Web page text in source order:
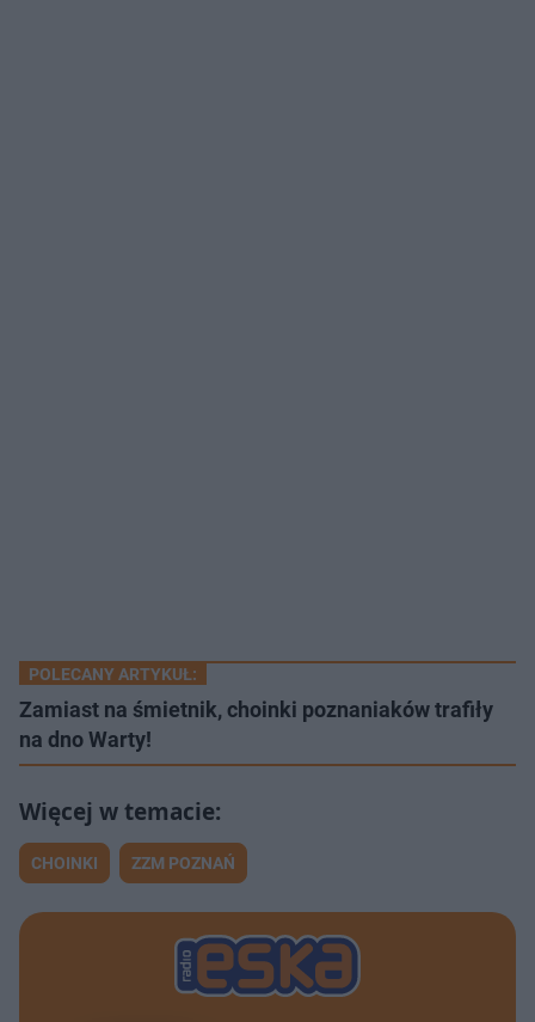
POLECANY ARTYKUŁ:
Zamiast na śmietnik, choinki poznaniaków trafiły
na dno Warty!
CHOINKI ZZM POZNAŃ